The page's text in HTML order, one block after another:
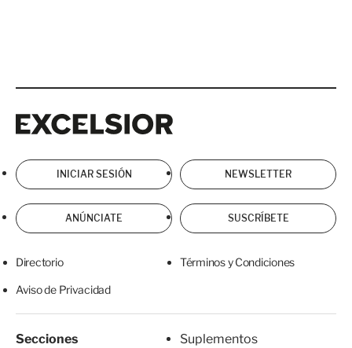
INICIAR SESIÓN NEWSLETTER
ANÚNCIATE SUSCRÍBETE
Directorio Términos y Condiciones
Aviso de Privacidad
Secciones
Suplementos